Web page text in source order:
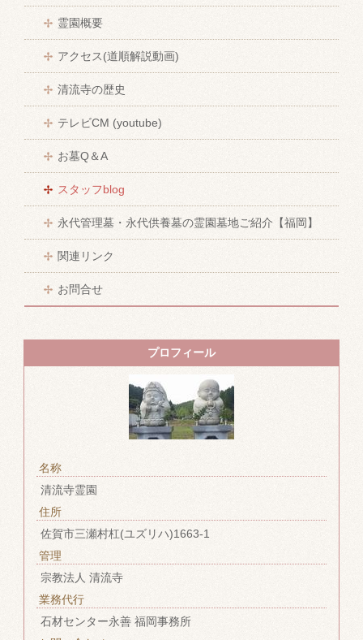
霊園概要
アクセス(道順解説動画)
清流寺の歴史
テレビCM (youtube)
お墓Q＆A
スタッフblog
永代管理墓・永代供養墓の霊園墓地ご紹介【福岡】
関連リンク
お問合せ
プロフィール
名称
清流寺霊園
住所
佐賀市三瀬村杠(ユズリハ)1663-1
管理
宗教法人 清流寺
業務代行
石材センター永善 福岡事務所